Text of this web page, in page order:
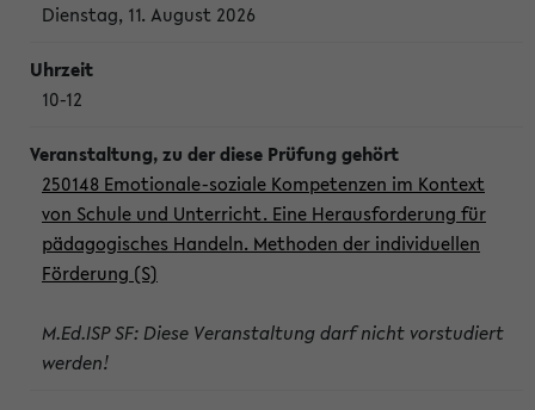
Dienstag, 11. August 2026
10-12
250148 Emotionale-soziale Kompetenzen im Kontext
von Schule und Unterricht. Eine Herausforderung für
pädagogisches Handeln. Methoden der individuellen
Förderung (S)
M.Ed.ISP SF: Diese Veranstaltung darf nicht vorstudiert
werden!